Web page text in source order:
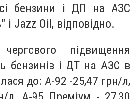
бензини і ДП на АЗС
і Jazz Oil, відповідно.
підвищення
бензинів і ДТ на АЗС в
до: А-92 -25,47 грн/л,